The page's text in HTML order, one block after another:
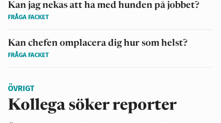
Kan jag nekas att ha med hunden på jobbet?
FRÅGA FACKET
Kan chefen omplacera dig hur som helst?
FRÅGA FACKET
ÖVRIGT
Kollega söker reporter